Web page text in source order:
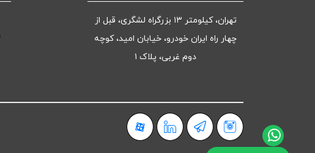
تهران، کیلومتر ۱۳ بزرگراه لشگری، قبل از
چهار راه ایران خودرو، خیابان امید، کوچه
دوم غربی، پلاک ۱